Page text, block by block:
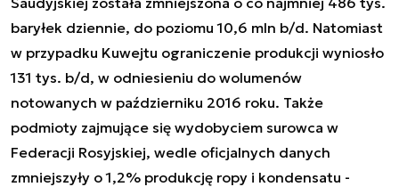
baryłek dziennie, do poziomu 10,6 mln b/d. Natomiast
w przypadku Kuwejtu ograniczenie produkcji wyniosło
131 tys. b/d, w odniesieniu do wolumenów
notowanych w październiku 2016 roku. Także
podmioty zajmujące się wydobyciem surowca w
Federacji Rosyjskiej, wedle oficjalnych danych
zmniejszyły o 1,2% produkcję ropy i kondensatu -